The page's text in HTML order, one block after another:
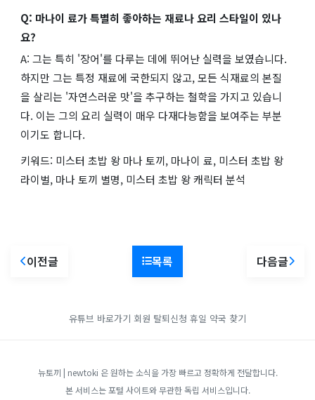
Q: 마나이 료가 특별히 좋아하는 재료나 요리 스타일이 있나
요?
A: 그는 특히 '장어'를 다루는 데에 뛰어난 실력을 보였습니다.
하지만 그는 특정 재료에 국한되지 않고, 모든 식재료의 본질
을 살리는 '자연스러운 맛'을 추구하는 철학을 가지고 있습니
다. 이는 그의 요리 실력이 매우 다재다능함을 보여주는 부분
이기도 합니다.
키워드: 미스터 초밥 왕 마나 토끼, 마나이 료, 미스터 초밥 왕
라이벌, 마나 토끼 별명, 미스터 초밥 왕 캐릭터 분석
이전글 목록 다음글
유튜브 바로가기 회원 탈퇴신청 휴일 약국 찾기
뉴토끼 | newtoki 은 원하는 소식을 가장 빠르고 정확하게 전달합니다.
본 서비스는 포털 사이트와 무관한 독립 서비스입니다.